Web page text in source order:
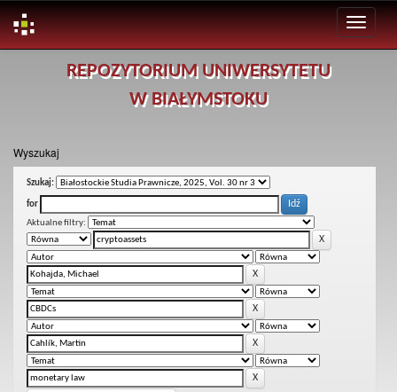
REPOZYTORIUM UNIWERSYTETU
W BIAŁYMSTOKU
Wyszukaj
Szukaj:
for
Aktualne filtry: